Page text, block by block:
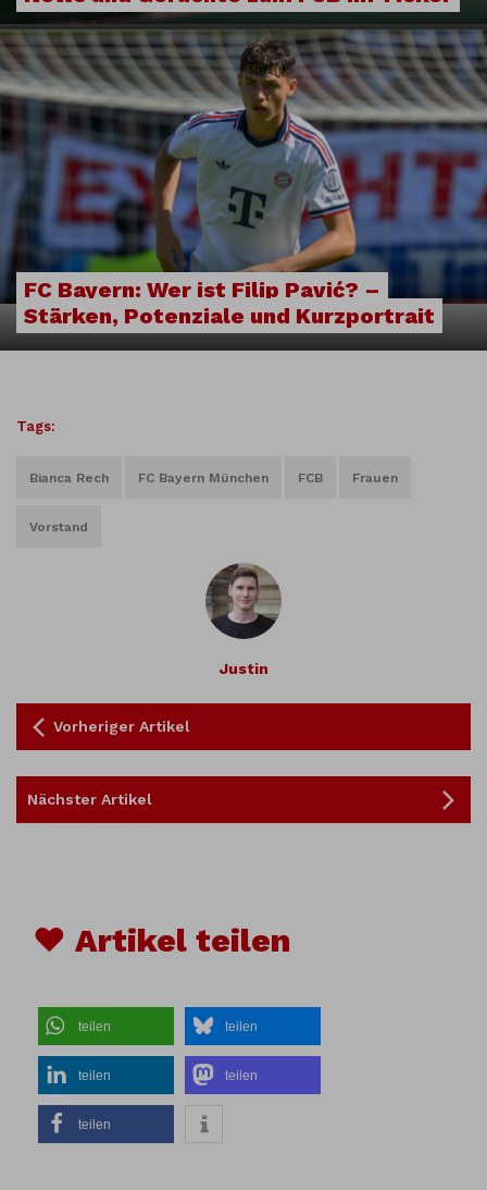
FC Bayern: Wer ist Filip Pavić? –
Stärken, Potenziale und Kurzportrait
Tags:
Bianca Rech FC Bayern München FCB Frauen
Vorstand
Justin
Vorheriger Artikel
Nächster Artikel
♥ Artikel teilen
teilen teilen
teilen teilen
teilen